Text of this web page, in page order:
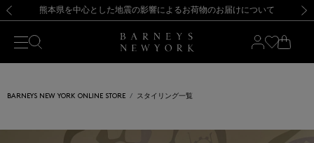
新規登録のお客様も対象！＜MY BARNEYS＞会員のお客様は11,000円（税込）以上のお買上げで常時送料無料！お買い物の際は会員登録を！
【夏季休業に伴う返品・交換承り一時停止のお知らせ】（2026.8.5）
熊本県を中心とした地震の影響によるお荷物のお届けについて
【開催中】SUMMER SALEのご案内・ご注意事項 新規登録のお客様も対象！＜MY BARNEYS＞会員のお客様は11,000円（税込）以上のお買上げで常時送料無料！お買い物の際は会員登録を！
【夏季休業に伴う返品・交換承り一時停止のお知らせ】（2026.8.5）
BARNEYS NEW YORK ONLINE STORE スタイリング一覧